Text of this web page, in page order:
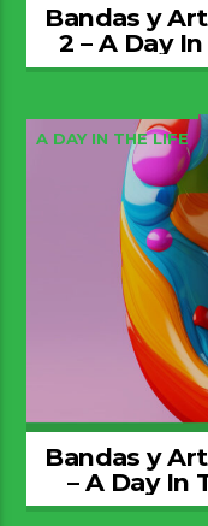
Bandas y
2 – A Day
A DAY IN THE LIFE
Bandas y
– A Day In